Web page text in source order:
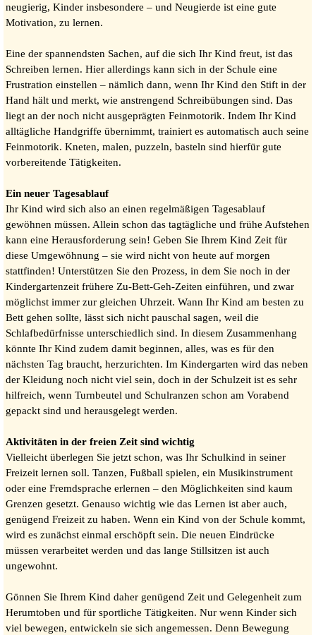
neugierig, Kinder insbesondere – und Neugierde ist eine gute
Motivation, zu lernen.
Eine der spannendsten Sachen, auf die sich Ihr Kind freut, ist das
Schreiben lernen. Hier allerdings kann sich in der Schule eine
Frustration einstellen – nämlich dann, wenn Ihr Kind den Stift in der
Hand hält und merkt, wie anstrengend Schreibübungen sind. Das
liegt an der noch nicht ausgeprägten Feinmotorik. Indem Ihr Kind
alltägliche Handgriffe übernimmt, trainiert es automatisch auch seine
Feinmotorik. Kneten, malen, puzzeln, basteln sind hierfür gute
vorbereitende Tätigkeiten.
Ein neuer Tagesablauf
Ihr Kind wird sich also an einen regelmäßigen Tagesablauf
gewöhnen müssen. Allein schon das tagtägliche und frühe Aufstehen
kann eine Herausforderung sein! Geben Sie Ihrem Kind Zeit für
diese Umgewöhnung – sie wird nicht von heute auf morgen
stattfinden! Unterstützen Sie den Prozess, in dem Sie noch in der
Kindergartenzeit frühere Zu-Bett-Geh-Zeiten einführen, und zwar
möglichst immer zur gleichen Uhrzeit. Wann Ihr Kind am besten zu
Bett gehen sollte, lässt sich nicht pauschal sagen, weil die
Schlafbedürfnisse unterschiedlich sind. In diesem Zusammenhang
könnte Ihr Kind zudem damit beginnen, alles, was es für den
nächsten Tag braucht, herzurichten. Im Kindergarten wird das neben
der Kleidung noch nicht viel sein, doch in der Schulzeit ist es sehr
hilfreich, wenn Turnbeutel und Schulranzen schon am Vorabend
gepackt sind und herausgelegt werden.
Aktivitäten in der freien Zeit sind wichtig
Vielleicht überlegen Sie jetzt schon, was Ihr Schulkind in seiner
Freizeit lernen soll. Tanzen, Fußball spielen, ein Musikinstrument
oder eine Fremdsprache erlernen – den Möglichkeiten sind kaum
Grenzen gesetzt. Genauso wichtig wie das Lernen ist aber auch,
genügend Freizeit zu haben. Wenn ein Kind von der Schule kommt,
wird es zunächst einmal erschöpft sein. Die neuen Eindrücke
müssen verarbeitet werden und das lange Stillsitzen ist auch
ungewohnt.
Gönnen Sie Ihrem Kind daher genügend Zeit und Gelegenheit zum
Herumtoben und für sportliche Tätigkeiten. Nur wenn Kinder sich
viel bewegen, entwickeln sie sich angemessen. Denn Bewegung